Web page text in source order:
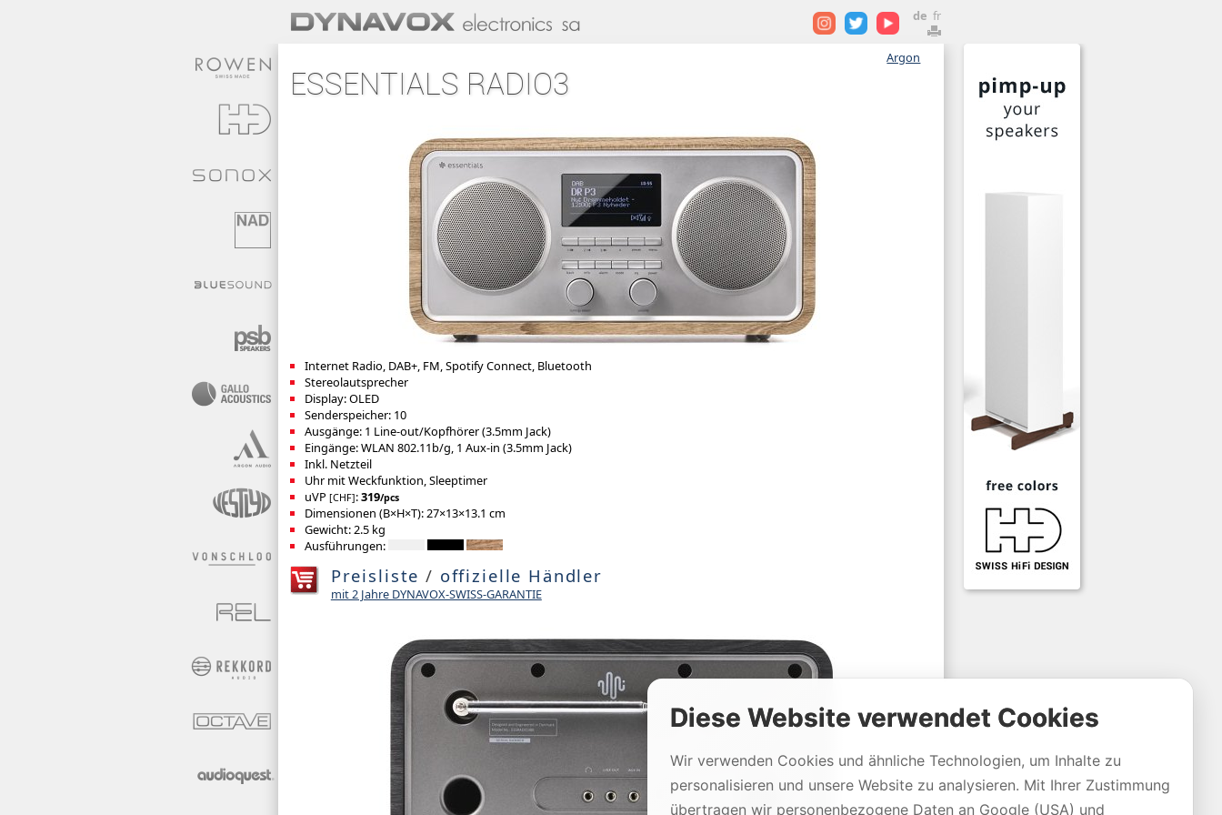
de fr
Argon
ESSENTIALS RADIO3
Internet Radio, DAB+, FM, Spotify Connect, Bluetooth
Stereolautsprecher
Display: OLED
Senderspeicher: 10
Ausgänge: 1 Line-out/Kopfhörer (3.5mm Jack)
Eingänge: WLAN 802.11b/g, 1 Aux-in (3.5mm Jack)
Inkl. Netzteil
Uhr mit Weckfunktion, Sleeptimer
uVP [CHF]:319/pcs
Dimensionen (B×H×T): 27×13×13.1 cm
Gewicht: 2.5 kg
Ausführungen:
Preisliste / offizielle Händler
mit 2 Jahre DYNAVOX-SWISS-GARANTIE
Diese Website verwendet Cookies
Wir verwenden Cookies und ähnliche Technologien, um Inhalte zu
personalisieren und unsere Website zu analysieren. Mit Ihrer Zustimmung
übertragen wir personenbezogene Daten an Google (USA) und